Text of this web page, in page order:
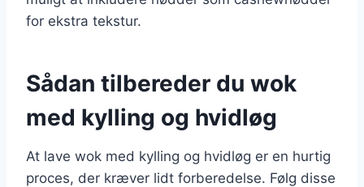
for ekstra tekstur.
Sådan tilbereder du wok
med kylling og hvidløg
At lave wok med kylling og hvidløg er en hurtig
proces, der kræver lidt forberedelse. Følg disse